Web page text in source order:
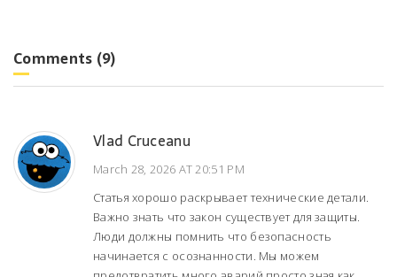
Comments (9)
Vlad Cruceanu
March 28, 2026 AT 20:51 PM
Статья хорошо раскрывает технические детали.
Важно знать что закон существует для защиты.
Люди должны помнить что безопасность
начинается с осознанности. Мы можем